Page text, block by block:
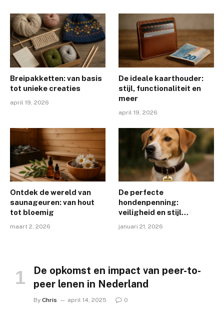
Breipakketten: van basis
tot unieke creaties
april 19, 2026
De ideale kaarthouder:
stijl, functionaliteit en
meer
april 19, 2026
Ontdek de wereld van
saunageuren: van hout
tot bloemig
maart 2, 2026
De perfecte
hondenpenning:
veiligheid en stijl
januari 21, 2026
De opkomst en impact van peer-to-
peer lenen in Nederland
By Chris april 14, 2025 0